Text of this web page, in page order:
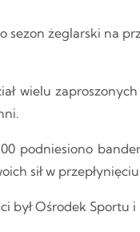
sezon żeglarski na
wielu
podniesiono
sił w
był Ośrodek Sportu